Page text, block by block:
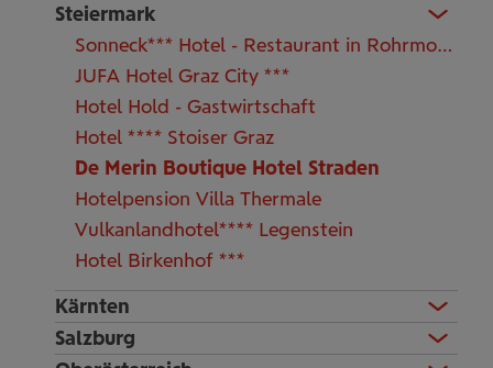
Steiermark
Sonneck*** Hotel - Restaurant in Rohrmoos/Schladming
JUFA Hotel Graz City ***
Hotel Hold - Gastwirtschaft
Hotel **** Stoiser Graz
De Merin Boutique Hotel Straden
Hotelpension Villa Thermale
Vulkanlandhotel**** Legenstein
Hotel Birkenhof ***
Kärnten
Salzburg